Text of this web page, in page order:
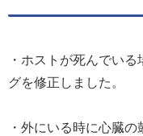
・ホストが死んでい
グを修正しました。
・外にいる時に心臓